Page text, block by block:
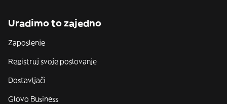
Uradimo to zajedno
Zaposlenje
Registruj svoje poslovanje
Dostavljači
Glovo Business